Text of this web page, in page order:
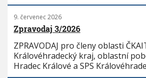
9. červenec 2026
Zpravodaj 3/2026
ZPRAVODAJ pro členy oblasti
Královéhradecký kraj, oblastní
Hradec Králové a SPS